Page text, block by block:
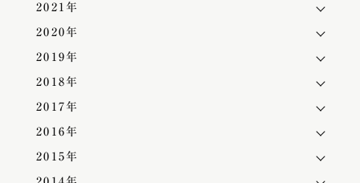
2021年
2020年
2019年
2018年
2017年
2016年
2015年